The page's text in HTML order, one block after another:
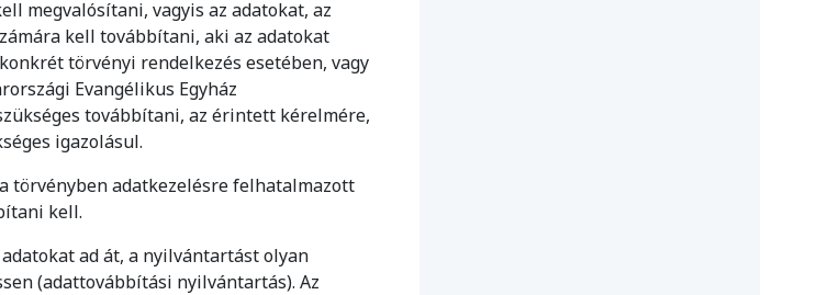
megvalósítani, vagyis az adatokat, az
kell továbbítani, aki az adatokat
törvényi rendelkezés esetében, vagy
Evangélikus Egyház
továbbítani, az érintett kérelmére,
igazolásul.
törvényben adatkezelésre felhatalmazott
kell.
ad át, a nyilvántartást olyan
(adattovábbítási nyilvántartás). Az